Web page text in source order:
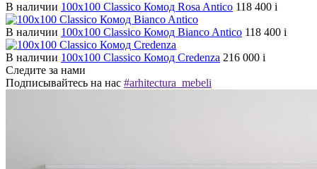
В наличии 100х100 Classico Комод Rosa Antico 118 400 i
В наличии 100х100 Classico Комод Bianco Antico 118 400 i
В наличии 100х100 Classico Комод Credenza 216 000 i
Следите за нами
Подписывайтесь на нас #arhitectura_mebeli